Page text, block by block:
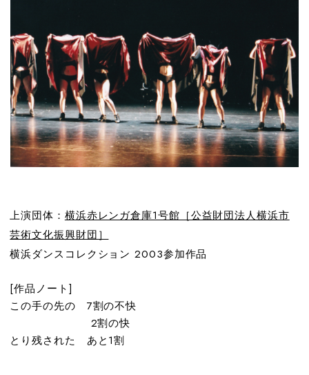
上演団体： 横浜赤レンガ倉庫1号館［公益財団法人横浜市
芸術文化振興財団］
横浜ダンスコレクション 2003参加作品
[作品ノート]
この手の先の 7割の不快
2割の快
とり残された あと1割